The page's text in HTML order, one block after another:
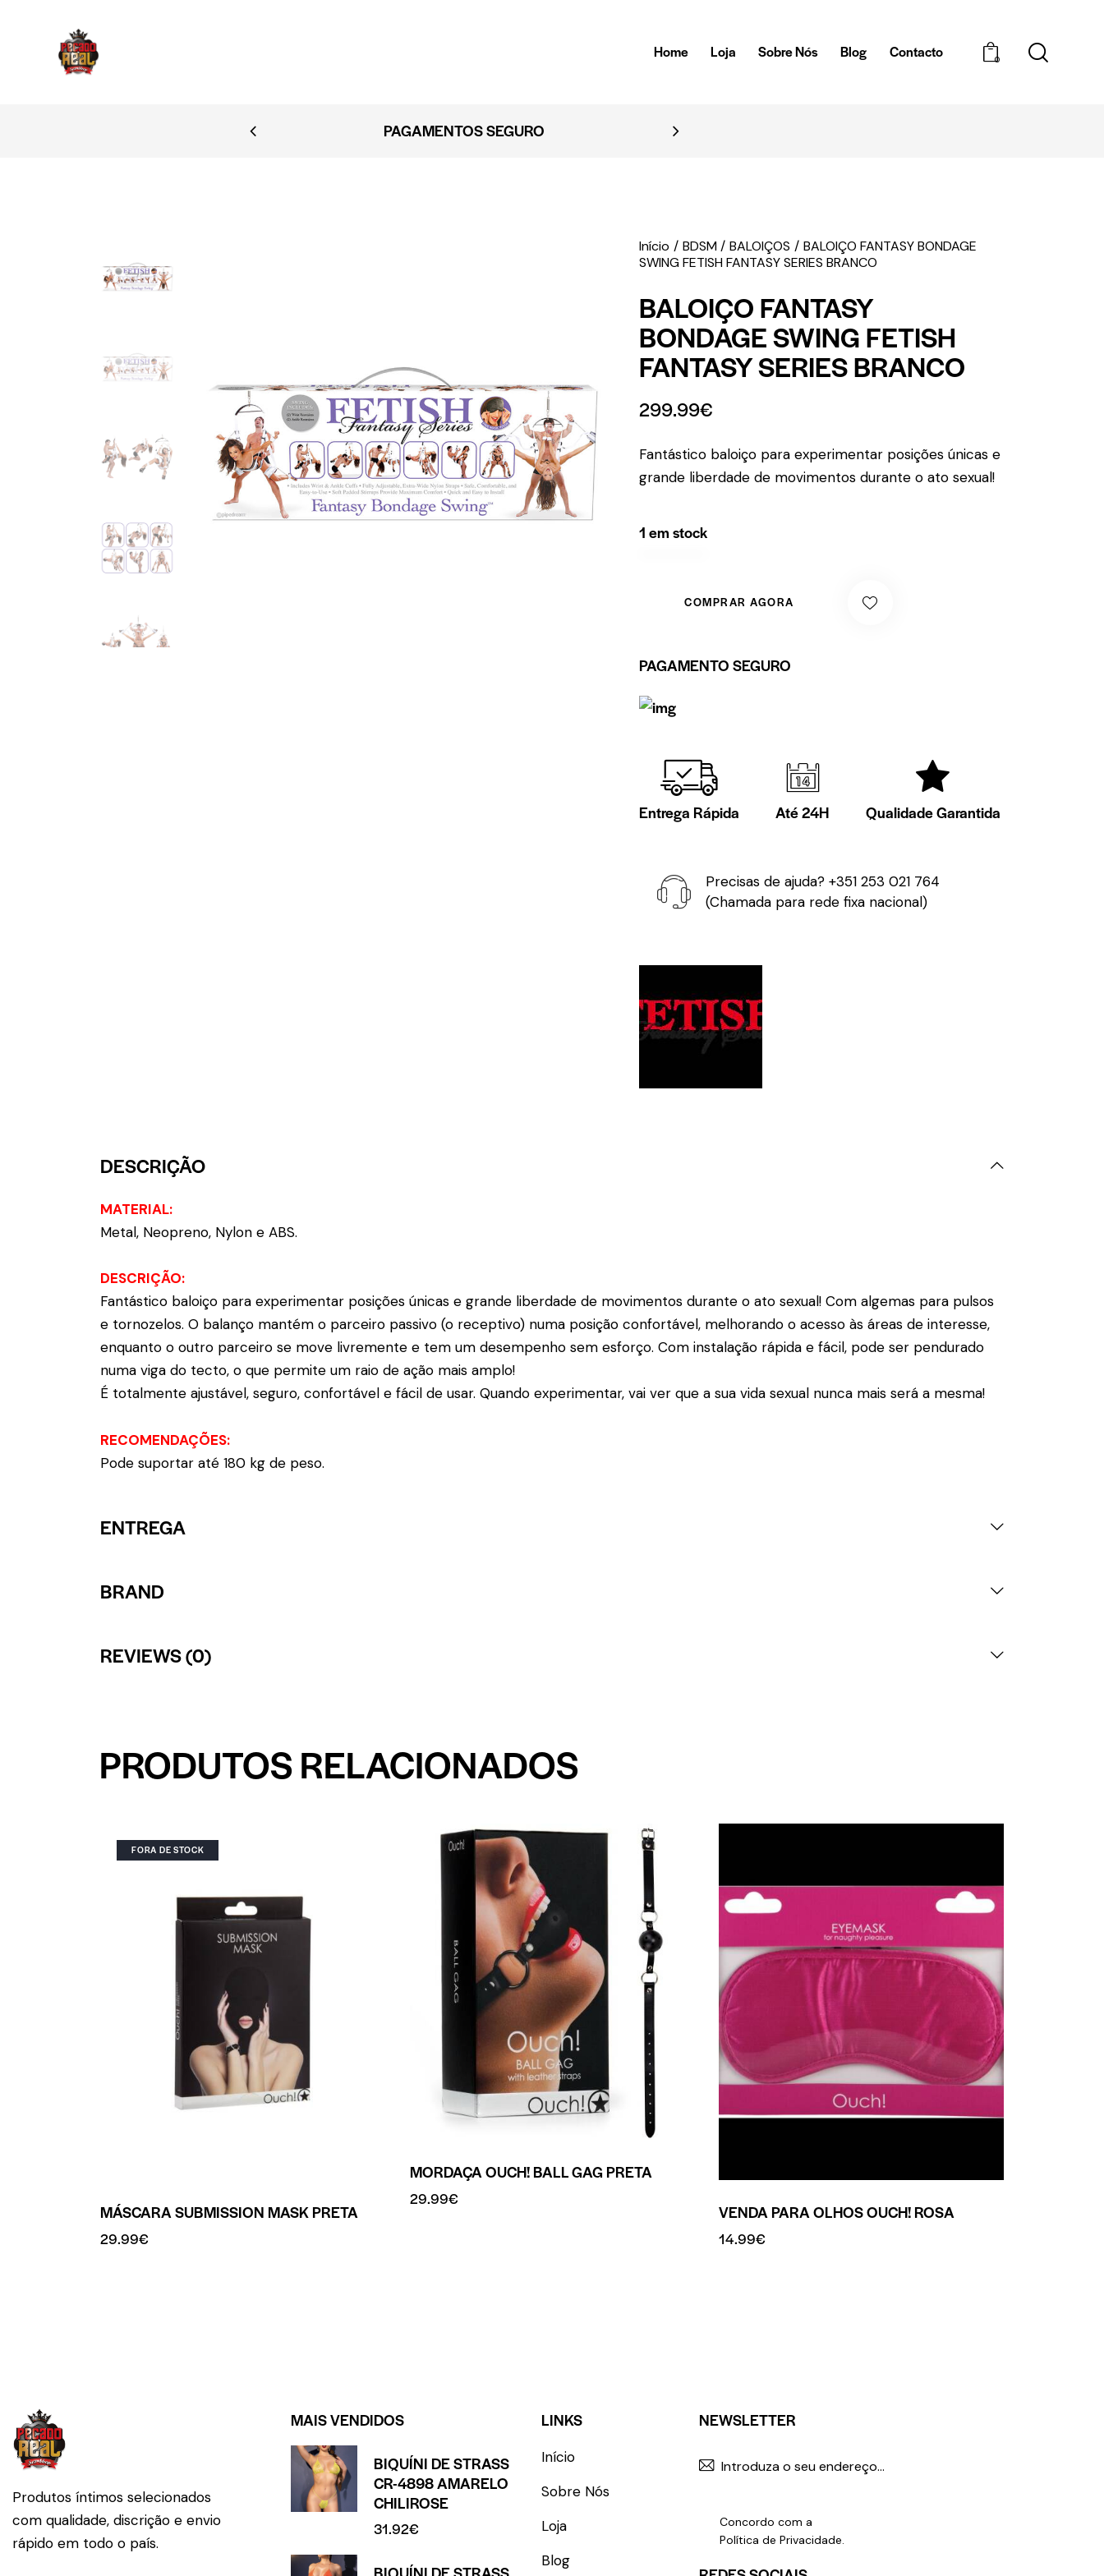
Home Loja Sobre Nós Blog Contacto 0
PAGAMENTOS SEGURO
Início BDSM BALOIÇOS
BALOIÇO FANTASY BONDAGE
SWING FETISH FANTASY SERIES BRANCO
BALOIÇO FANTASY
BONDAGE SWING FETISH
FANTASY SERIES BRANCO
299.99€
Fantástico baloiço para experimentar posições únicas e
grande liberdade de movimentos durante o ato sexual!
1 em stock
COMPRAR AGORA
PAGAMENTO SEGURO
Entrega Rápida Até 24H Qualidade Garantida
Precisas de ajuda? +351 253 021 764
(Chamada para rede fixa nacional)
DESCRIÇÃO
MATERIAL:
Metal, Neopreno, Nylon e ABS.
DESCRIÇÃO:
Fantástico baloiço para experimentar posições únicas e grande liberdade de movimentos durante o ato sexual! Com algemas para pulsos
e tornozelos. O balanço mantém o parceiro passivo (o receptivo) numa posição confortável, melhorando o acesso às áreas de interesse,
enquanto o outro parceiro se move livremente e tem um desempenho sem esforço. Com instalação rápida e fácil, pode ser pendurado
numa viga do tecto, o que permite um raio de ação mais amplo!
É totalmente ajustável, seguro, confortável e fácil de usar. Quando experimentar, vai ver que a sua vida sexual nunca mais será a mesma!
RECOMENDAÇÕES:
Pode suportar até 180 kg de peso.
ENTREGA
BRAND
REVIEWS (0)
PRODUTOS RELACIONADOS
FORA DE STOCK
MÁSCARA SUBMISSION MASK PRETA
29.99€
MORDAÇA OUCH! BALL GAG PRETA
29.99€
VENDA PARA OLHOS OUCH! ROSA
14.99€
Produtos íntimos selecionados
com qualidade, discrição e envio
rápido em todo o país.
MAIS VENDIDOS
BIQUÍNI DE STRASS
CR-4898 AMARELO
CHILIROSE
31.92€
LINKS
Início
Sobre Nós
Loja
Blog
NEWSLETTER
Concordo com a
Política de Privacidade.